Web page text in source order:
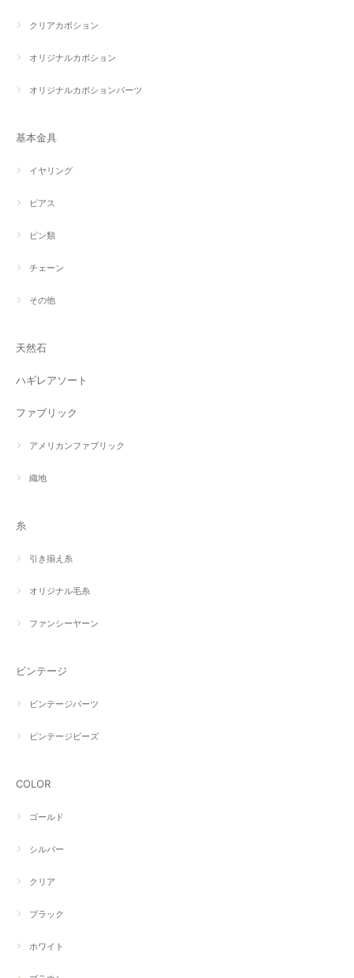
クリアカボション
オリジナルカボション
オリジナルカボションパーツ
基本金具
イヤリング
ピアス
ピン類
チェーン
その他
天然石
ハギレアソート
ファブリック
アメリカンファブリック
織地
糸
引き揃え糸
オリジナル毛糸
ファンシーヤーン
ビンテージ
ビンテージパーツ
ビンテージビーズ
COLOR
ゴールド
シルバー
クリア
ブラック
ホワイト